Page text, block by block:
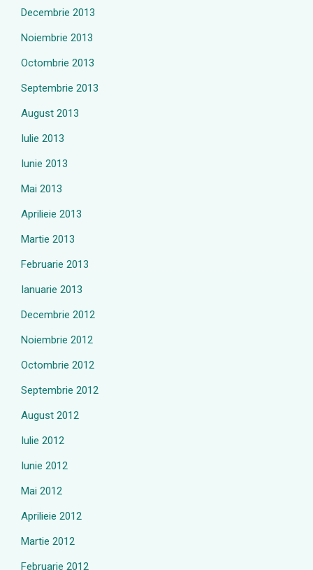
Decembrie 2013
Noiembrie 2013
Octombrie 2013
Septembrie 2013
August 2013
Iulie 2013
Iunie 2013
Mai 2013
Aprilieie 2013
Martie 2013
Februarie 2013
Ianuarie 2013
Decembrie 2012
Noiembrie 2012
Octombrie 2012
Septembrie 2012
August 2012
Iulie 2012
Iunie 2012
Mai 2012
Aprilieie 2012
Martie 2012
Februarie 2012